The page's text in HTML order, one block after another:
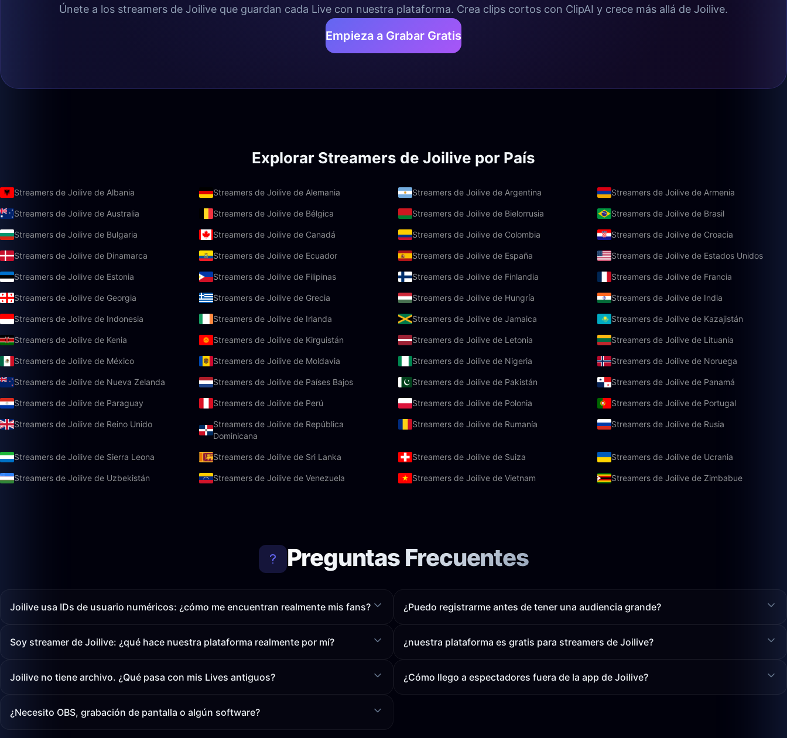
Únete a los streamers de Joilive que guardan cada Live con nuestra plataforma. Crea clips cortos con ClipAI y crece más allá de Joilive.
Empieza a Grabar Gratis
Explorar Streamers de Joilive por País
Streamers de Joilive de Albania Streamers de Joilive de Alemania Streamers de Joilive de Argentina Streamers de Joilive de Armenia
Streamers de Joilive de Australia Streamers de Joilive de Bélgica Streamers de Joilive de Bielorrusia Streamers de Joilive de Brasil
Streamers de Joilive de Bulgaria Streamers de Joilive de Canadá Streamers de Joilive de Colombia Streamers de Joilive de Croacia
Streamers de Joilive de Dinamarca Streamers de Joilive de Ecuador Streamers de Joilive de España Streamers de Joilive de Estados Unidos
Streamers de Joilive de Estonia Streamers de Joilive de Filipinas Streamers de Joilive de Finlandia Streamers de Joilive de Francia
Streamers de Joilive de Georgia Streamers de Joilive de Grecia Streamers de Joilive de Hungría Streamers de Joilive de India
Streamers de Joilive de Indonesia Streamers de Joilive de Irlanda Streamers de Joilive de Jamaica Streamers de Joilive de Kazajistán
Streamers de Joilive de Kenia Streamers de Joilive de Kirguistán Streamers de Joilive de Letonia Streamers de Joilive de Lituania
Streamers de Joilive de México Streamers de Joilive de Moldavia Streamers de Joilive de Nigeria Streamers de Joilive de Noruega
Streamers de Joilive de Nueva Zelanda Streamers de Joilive de Países Bajos Streamers de Joilive de Pakistán Streamers de Joilive de Panamá
Streamers de Joilive de Paraguay Streamers de Joilive de Perú Streamers de Joilive de Polonia Streamers de Joilive de Portugal
Streamers de Joilive de Reino Unido
Streamers de Joilive de República
Dominicana
Streamers de Joilive de Rumanía Streamers de Joilive de Rusia
Streamers de Joilive de Sierra Leona Streamers de Joilive de Sri Lanka Streamers de Joilive de Suiza Streamers de Joilive de Ucrania
Streamers de Joilive de Uzbekistán Streamers de Joilive de Venezuela Streamers de Joilive de Vietnam Streamers de Joilive de Zimbabue
Preguntas Frecuentes
Joilive usa IDs de usuario numéricos: ¿cómo me encuentran realmente mis fans?
Soy streamer de Joilive: ¿qué hace nuestra plataforma realmente por mí?
Joilive no tiene archivo. ¿Qué pasa con mis Lives antiguos?
¿Necesito OBS, grabación de pantalla o algún software?
¿Puedo registrarme antes de tener una audiencia grande?
¿nuestra plataforma es gratis para streamers de Joilive?
¿Cómo llego a espectadores fuera de la app de Joilive?